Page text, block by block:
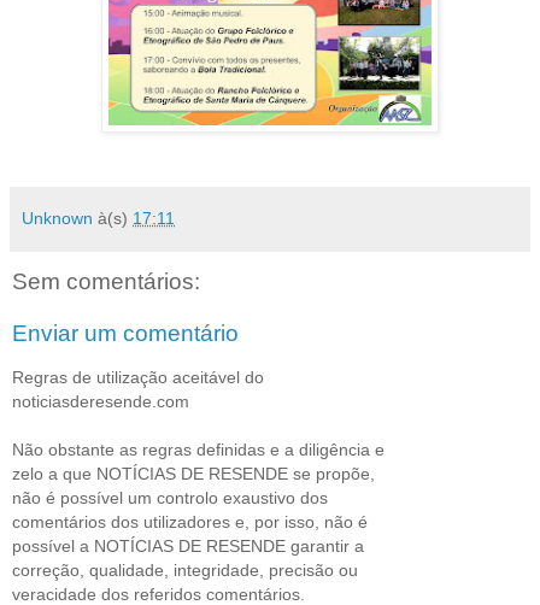
Unknown à(s) 17:11
Sem comentários:
Enviar um comentário
Regras de utilização aceitável do
noticiasderesende.com
Não obstante as regras definidas e a diligência e
zelo a que NOTÍCIAS DE RESENDE se propõe,
não é possível um controlo exaustivo dos
comentários dos utilizadores e, por isso, não é
possível a NOTÍCIAS DE RESENDE garantir a
correção, qualidade, integridade, precisão ou
veracidade dos referidos comentários.